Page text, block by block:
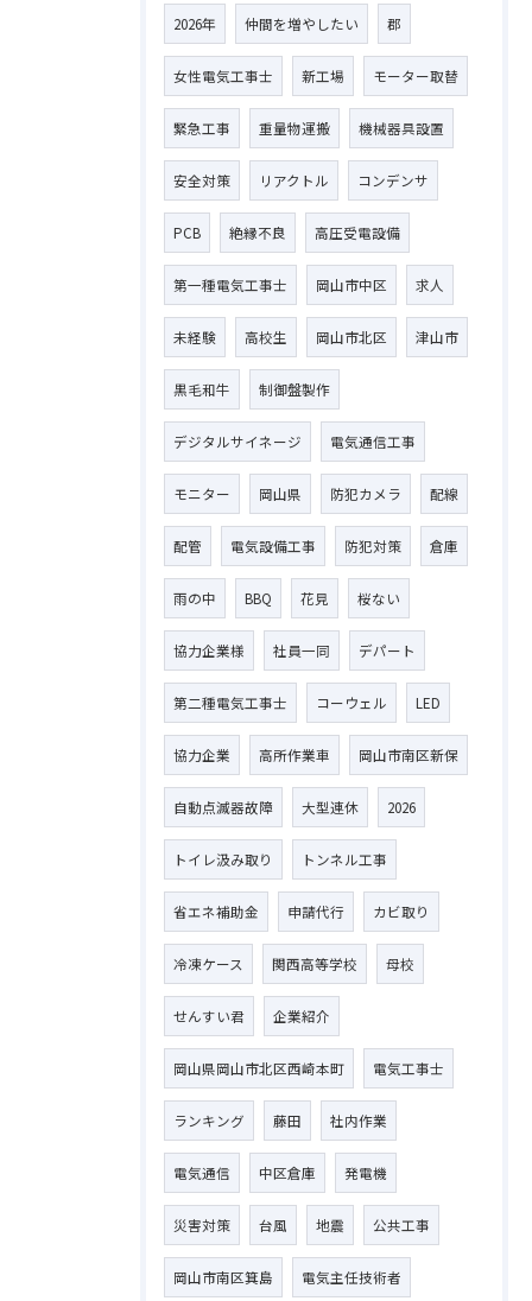
2026年 仲間を増やしたい 郡
女性電気工事士 新工場 モーター取替
緊急工事 重量物運搬 機械器具設置
安全対策 リアクトル コンデンサ
PCB 絶縁不良 高圧受電設備
第一種電気工事士 岡山市中区 求人
未経験 高校生 岡山市北区 津山市
黒毛和牛 制御盤製作
デジタルサイネージ 電気通信工事
モニター 岡山県 防犯カメラ 配線
配管 電気設備工事 防犯対策 倉庫
雨の中 BBQ 花見 桜ない
協力企業様 社員一同 デパート
第二種電気工事士 コーウェル LED
協力企業 高所作業車 岡山市南区新保
自動点滅器故障 大型連休 2026
トイレ汲み取り トンネル工事
省エネ補助金 申請代行 カビ取り
冷凍ケース 関西高等学校 母校
せんすい君 企業紹介
岡山県岡山市北区西崎本町 電気工事士
ランキング 藤田 社内作業
電気通信 中区倉庫 発電機
災害対策 台風 地震 公共工事
岡山市南区箕島 電気主任技術者
お問い合わせはこちら